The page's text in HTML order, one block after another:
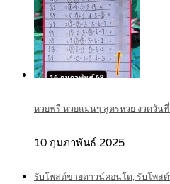
หวยฟรี หวยแม่นๆ สูตรหวย งวดวัน
10 กุมภาพันธ์ 2025
รับโพสต์ขายดาวน์คอนโด, รับโพส